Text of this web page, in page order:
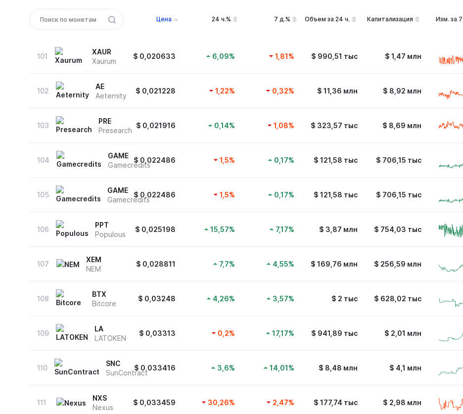
Цена 24 ч.% 7 д.% Объем за 24 ч. Капитализация Изм. за
101
XAUR
Xaurum
$ 0,020633 6,09% 1,81% $ 990,51 тыс $ 1,47 млн
102
AE
Aeternity
$ 0,021228 1,22% 0,32% $ 11,36 млн $ 8,92 млн
103
PRE
Presearch
$ 0,021916 0,14% 1,08% $ 323,57 тыс $ 8,69 млн
104
GAME
Gamecredits
$ 0,022486 1,5% 0,17% $ 121,58 тыс $ 706,15 тыс
105
GAME
Gamecredits
$ 0,022486 1,5% 0,17% $ 121,58 тыс $ 706,15 тыс
106
PPT
Populous
$ 0,025198 15,57% 7,17% $ 3,87 млн $ 754,03 тыс
107
XEM
NEM
$ 0,028811 7,7% 4,55% $ 169,76 млн $ 256,59 млн
108
BTX
Bitcore
$ 0,03248 4,26% 3,57% $ 2 тыс $ 628,02 тыс
109
LA
LATOKEN
$ 0,03313 0,2% 17,17% $ 941,89 тыс $ 2,01 млн
110
SNC
SunContract
$ 0,033416 3,6% 14,01% $ 8,48 млн $ 4,1 млн
111
NXS
Nexus
$ 0,033459 30,26% 2,47% $ 177,74 тыс $ 2,98 млн